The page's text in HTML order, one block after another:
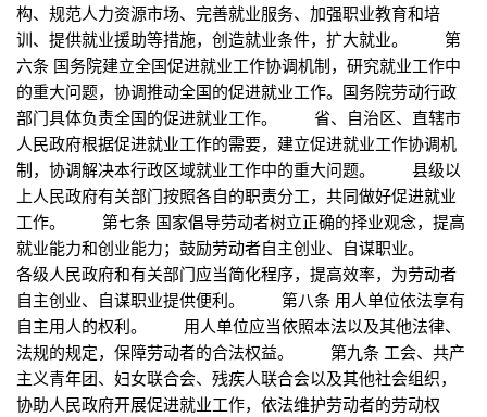
构、规范人力资源市场、完善就业服务、加强职业教育和培
训、提供就业援助等措施，创造就业条件，扩大就业。 第
六条 国务院建立全国促进就业工作协调机制，研究就业工作中
的重大问题，协调推动全国的促进就业工作。国务院劳动行政
部门具体负责全国的促进就业工作。 省、自治区、直辖市
人民政府根据促进就业工作的需要，建立促进就业工作协调机
制，协调解决本行政区域就业工作中的重大问题。 县级以
上人民政府有关部门按照各自的职责分工，共同做好促进就业
工作。 第七条 国家倡导劳动者树立正确的择业观念，提高
就业能力和创业能力；鼓励劳动者自主创业、自谋职业。
各级人民政府和有关部门应当简化程序，提高效率，为劳动者
自主创业、自谋职业提供便利。 第八条 用人单位依法享有
自主用人的权利。 用人单位应当依照本法以及其他法律、
法规的规定，保障劳动者的合法权益。 第九条 工会、共产
主义青年团、妇女联合会、残疾人联合会以及其他社会组织，
协助人民政府开展促进就业工作，依法维护劳动者的劳动权